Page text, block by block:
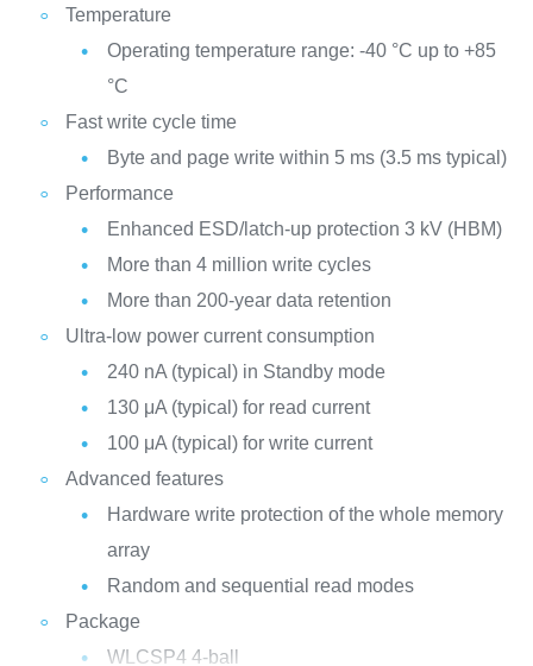
Temperature
Operating temperature range: -40 °C up to +85
°C
Fast write cycle time
Byte and page write within 5 ms (3.5 ms typical)
Performance
Enhanced ESD/latch-up protection 3 kV (HBM)
More than 4 million write cycles
More than 200-year data retention
Ultra-low power current consumption
240 nA (typical) in Standby mode
130 μA (typical) for read current
100 μA (typical) for write current
Advanced features
Hardware write protection of the whole memory
array
Random and sequential read modes
Package
WLCSP4 4-ball